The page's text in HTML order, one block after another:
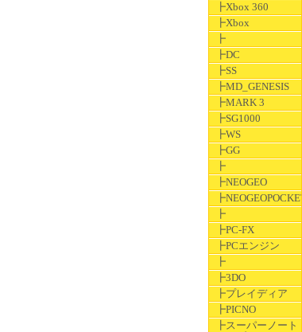
┣Xbox 360
┣Xbox
┣
┣DC
┣SS
┣MD_GENESIS
┣MARK 3
┣SG1000
┣WS
┣GG
┣
┣NEOGEO
┣NEOGEOPOCKET
┣
┣PC-FX
┣PCエンジン
┣
┣3DO
┣プレイディア
┣PICNO
┣スーパーノート